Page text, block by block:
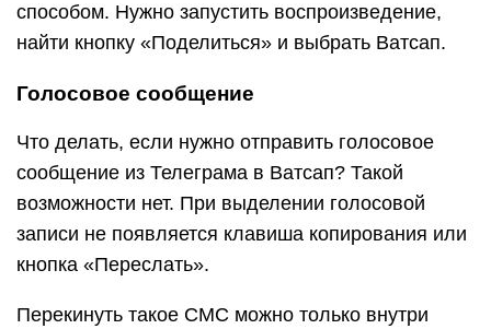
способом. Нужно запустить воспроизведение,
найти кнопку «Поделиться» и выбрать Ватсап.
Голосовое сообщение
Что делать, если нужно отправить голосовое
сообщение из Телеграма в Ватсап? Такой
возможности нет. При выделении голосовой
записи не появляется клавиша копирования или
кнопка «Переслать».
Перекинуть такое СМС можно только внутри